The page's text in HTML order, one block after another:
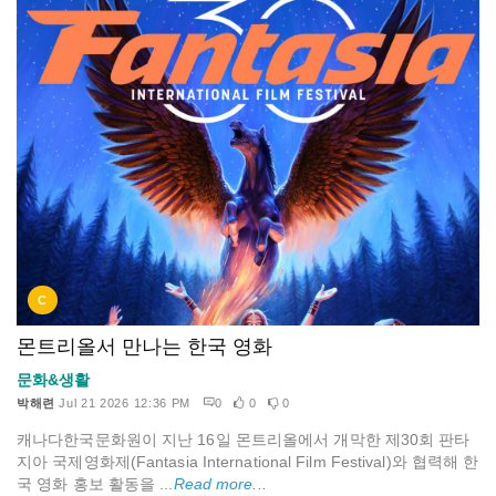
C
몬트리올서 만나는 한국 영화
문화&생활
박해련 Jul 21 2026 12:36 PM 0 0 0
캐나다한국문화원이 지난 16일 몬트리올에서 개막한 제30회 판타
지아 국제영화제(Fantasia International Film Festival)와 협력해 한
국 영화 홍보 활동을 ...Read more...